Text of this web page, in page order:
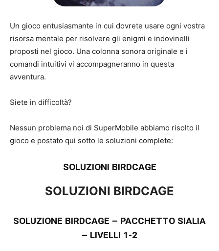
Un gioco entusiasmante in cui dovrete usare ogni vostra
risorsa mentale per risolvere gli enigmi e indovinelli
proposti nel gioco. Una colonna sonora originale e i
comandi intuitivi vi accompagneranno in questa
avventura.
Siete in difficoltà?
Nessun problema noi di SuperMobile abbiamo risolto il
gioco e postato qui sotto le soluzioni complete:
SOLUZIONI BIRDCAGE
SOLUZIONI BIRDCAGE
SOLUZIONE BIRDCAGE – PACCHETTO SIALIA
– LIVELLI 1-2